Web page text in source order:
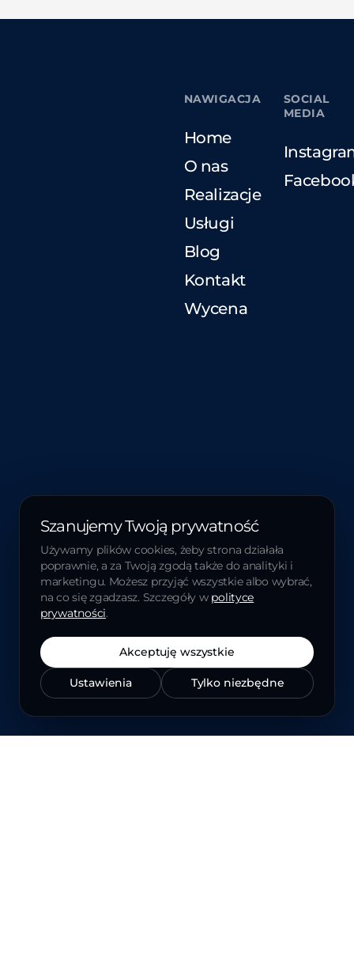
NAWIGACJA
Home
O nas
Realizacje
Usługi
Blog
Kontakt
Wycena
SOCIAL
MEDIA
Szanujemy Twoją prywatność
Używamy plików cookies, żeby strona działała
poprawnie, a za Twoją zgodą także do analityki i
marketingu. Możesz przyjąć wszystkie albo wybrać,
na co się zgadzasz. Szczegóły w polityce
prywatności.
Ustawienia Tylko niezbędne
Akceptuję wszystkie